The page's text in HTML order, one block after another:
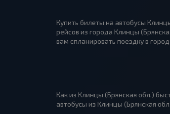
Купить билеты на автобусы
рейсов из города Клинцы
вам спланировать поездку в
Как из Клинцы (Брянская обл.)
автобусы из Клинцы (Брянская